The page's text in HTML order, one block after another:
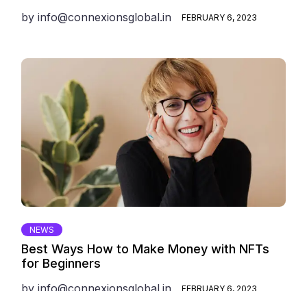
by info@connexionsglobal.in FEBRUARY 6, 2023
NEWS
Best Ways How to Make Money with NFTs
for Beginners
by info@connexionsglobal.in FEBRUARY 6, 2023